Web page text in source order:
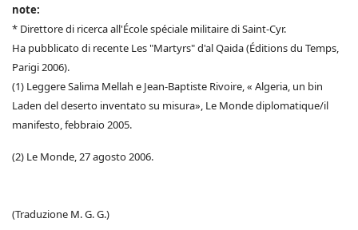
note:
* Direttore di ricerca all'École spéciale militaire di Saint-Cyr.
Ha pubblicato di recente Les "Martyrs" d'al Qaida (Éditions du Temps,
Parigi 2006).
(1) Leggere Salima Mellah e Jean-Baptiste Rivoire, « Algeria, un bin
Laden del deserto inventato su misura», Le Monde diplomatique/il
manifesto, febbraio 2005.
(2) Le Monde, 27 agosto 2006.
(Traduzione M. G. G.)